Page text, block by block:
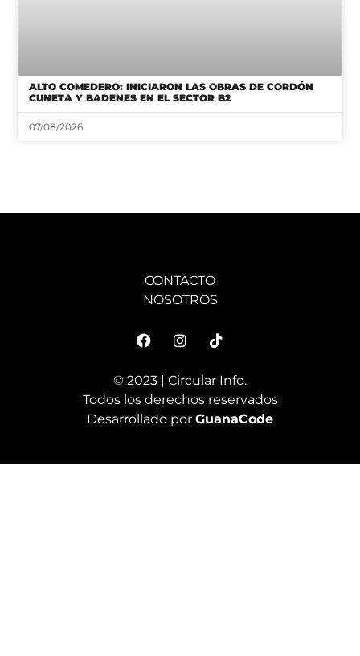
ALTO COMEDERO: INICIARON LAS OBRAS DE CORDÓN
CUNETA Y BADENES EN EL SECTOR B2
07/08/2026
CONTACTO
NOSOTROS
© 2023 | Circular Info.
Todos los derechos reservados
Desarrollado por GuanaCode